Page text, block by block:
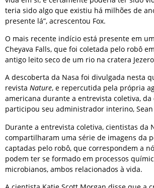
teria sido algo que existiu há milhões de
presente lá”, acrescentou Fox.
O mais recente indício está presente em
Cheyava Falls, que foi coletada pelo robô
antigo leito seco de um rio na cratera
A descoberta da Nasa foi divulgada nesta
revista Nature, e repercutida pela própria
americana durante a entrevista coletiva,
participou seu administrador interino,
Durante a entrevista coletiva, cientistas da
compartilharam uma série de imagens da
captadas pelo robô, que correspondem a
podem ter se formado em processos
microbianos, ambos relacionados à vida.